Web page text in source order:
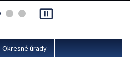
a Ministerstva vnútra SR.
pause_presentation
Okresné úrady